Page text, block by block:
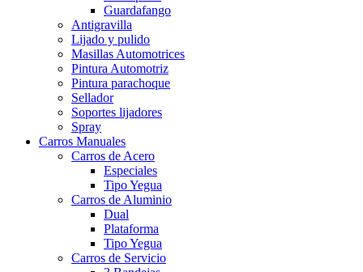
Guardafango
Antigravilla
Lijado y pulido
Masillas Automotrices
Pintura Automotriz
Pintura parachoque
Sellador
Soportes lijadores
Spray
Carros Manuales
Carros de Acero
Especiales
Tipo Yegua
Carros de Aluminio
Dual
Plataforma
Tipo Yegua
Carros de Servicio